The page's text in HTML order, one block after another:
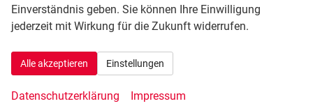
Einverständnis geben. Sie können Ihre Einwilligung
jederzeit mit Wirkung für die Zukunft widerrufen.
Alle akzeptieren Einstellungen
Datenschutzerklärung Impressum